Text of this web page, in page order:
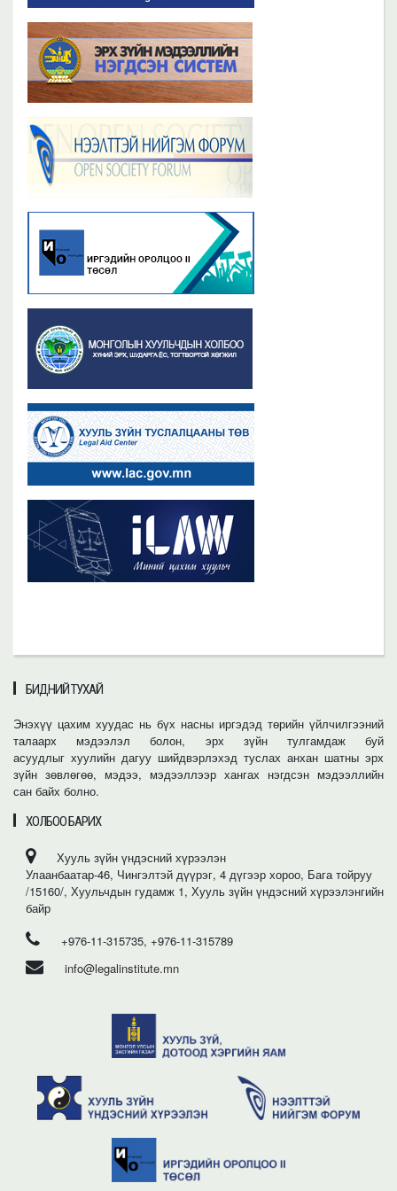
БИДНИЙ ТУХАЙ
Энэхүү цахим хуудас нь бүх насны иргэдэд төрийн үйлчилгээний
талаарх мэдээлэл болон, эрх зүйн тулгамдаж буй
асуудлыг хуулийн дагуу шийдвэрлэхэд туслах анхан шатны эрх
зүйн зөвлөгөө, мэдээ, мэдээллээр хангах нэгдсэн мэдээллийн
сан байх болно.
ХОЛБОО БАРИХ
Хууль зүйн үндэсний хүрээлэн
Улаанбаатар-46, Чингэлтэй дүүрэг, 4 дүгээр хороо, Бага тойруу
/15160/, Хуульчдын гудамж 1, Хууль зүйн үндэсний хүрээлэнгийн
байр
+976-11-315735, +976-11-315789
info@legalinstitute.mn